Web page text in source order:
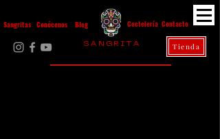
Sangritas Conócenos Contacto
Blog Coctelería
Tienda
S A N G R I T A